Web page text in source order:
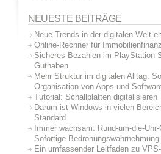
NEUESTE BEITRÄGE
Neue Trends in der digitalen Welt
Online-Rechner für
Sicheres Bezahlen im PlayStation
Guthaben
Mehr Struktur im digitalen Alltag:
Organisation von Apps und
Tutorial: Schallplatten digitalisieren
Darum ist Windows in vielen
Standard
Immer wachsam: Rund-um-die-
Sofortige Bedrohungswahrnehmung
Ein umfassender Leitfaden zu